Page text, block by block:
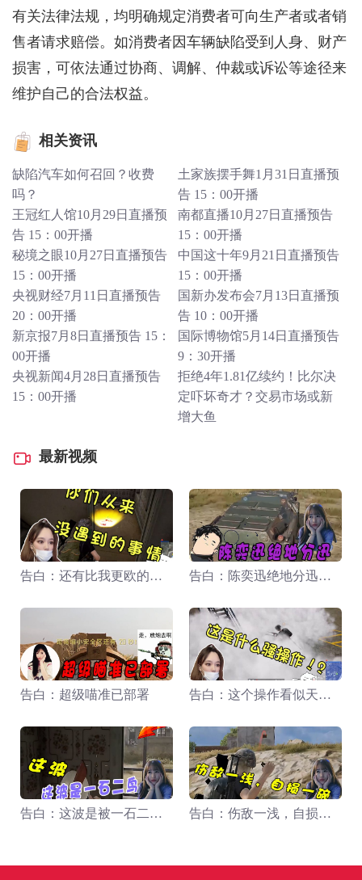
有关法律法规，均明确规定消费者可向生产者或者销
售者请求赔偿。如消费者因车辆缺陷受到人身、财产
损害，可依法通过协商、调解、仲裁或诉讼等途径来
维护自己的合法权益。
相关资讯
缺陷汽车如何召回？收费
吗？
土家族摆手舞1月31日直播预
告 15：00开播
王冠红人馆10月29日直播预
告 15：00开播
南都直播10月27日直播预告
15：00开播
秘境之眼10月27日直播预告
15：00开播
中国这十年9月21日直播预告
15：00开播
央视财经7月11日直播预告
20：00开播
国新办发布会7月13日直播预
告 10：00开播
新京报7月8日直播预告 15：
00开播
国际博物馆5月14日直播预告
9：30开播
央视新闻4月28日直播预告
15：00开播
拒绝4年1.81亿续约！比尔决
定吓坏奇才？交易市场或新
增大鱼
最新视频
告白：还有比我更欧的嘛？ 告白：陈奕迅绝地分迅啊！
告白：超级喵准已部署 告白：这个操作看似天衣无缝，实则白给。
告白：这波是被一石二鸟。 告白：伤敌一浅，自损一碗。